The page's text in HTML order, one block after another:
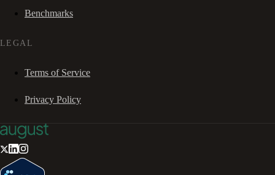
Benchmarks
LEGAL
Terms of Service
Privacy Policy